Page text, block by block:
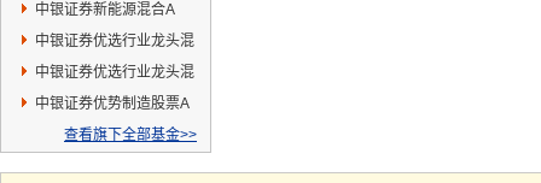
中银证券新能源混合A
中银证券优选行业龙头混
合A
中银证券优选行业龙头混
合C
中银证券优势制造股票A
查看旗下全部基金>>